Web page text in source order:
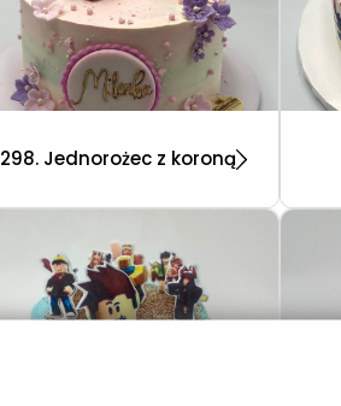
298. Jednorożec z koroną